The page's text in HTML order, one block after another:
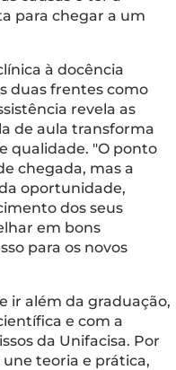
para chegar a um
à docência
duas frentes como
revela as
de aula transforma
qualidade. "O ponto
chegada, mas a
oportunidade,
dos seus
em bons
para os novos
ir além da graduação,
e com a
da Unifacisa. Por
teoria e prática,